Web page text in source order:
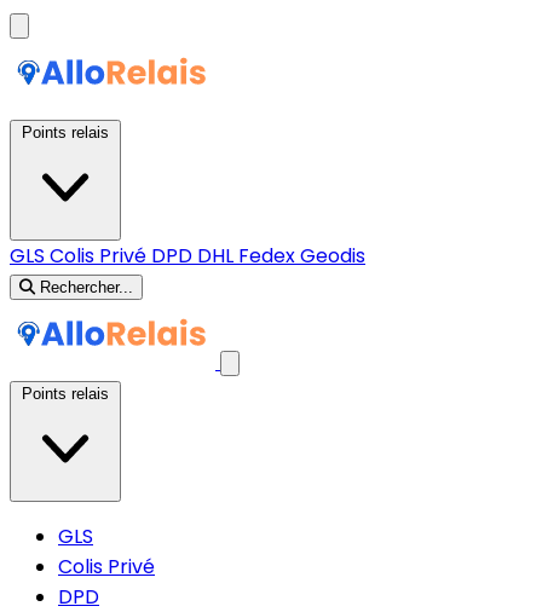
GLS Colis Privé DPD DHL FedexGeodis
Rechercher...
GLS
Colis Privé
DPD